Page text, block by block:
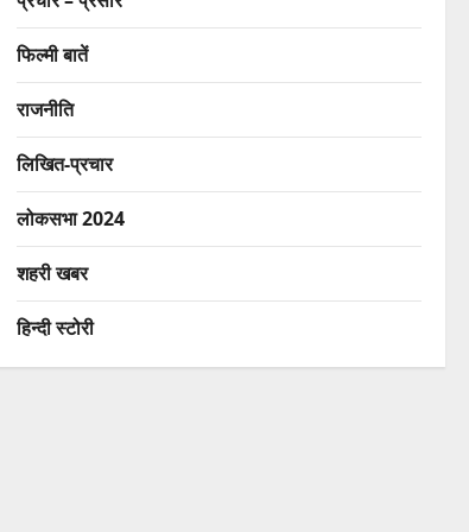
फिल्मी बातें
राजनीति
लिखित-प्रचार
लोकसभा 2024
शहरी खबर
हिन्दी स्टोरी